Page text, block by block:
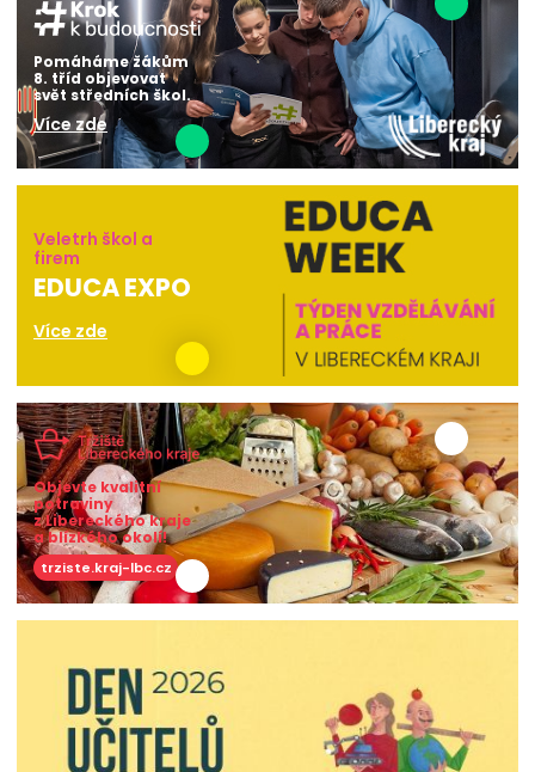
Pomáháme žákům
8. tříd objevovat
svět středních škol.
Více zde
Veletrh škol a
firem
EDUCA EXPO
Více zde
Objevte kvalitní
potraviny
z Libereckého kraje
a blízkého okolí!
trziste.kraj-lbc.cz